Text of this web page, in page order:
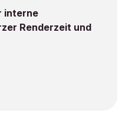
interne
Renderzeit und